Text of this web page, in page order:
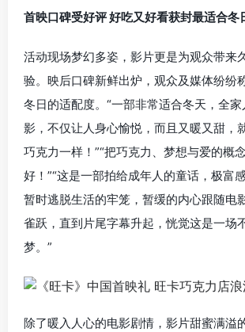
首映口碑受好评 好吃又好看获封最适合冬
活动现场梦幻多姿，影片更是为观众带来
验。映后口碑新鲜出炉，观众及媒体纷纷
冬日的适配度。“一部非常适合冬天，全
影，不仅让人身心愉悦，而且又暖又甜，
巧克力一样！”“把巧克力、梦想与爱的概
好！”“这是一部拍给成年人的童话，极富
暂时逃脱生活的牢笼，暂缓的内心跟随电
雀跃，直到片尾字幕升起，恍觉这是一场
梦。”
除了暖入人心的电影剧情，影片甜蜜满溢